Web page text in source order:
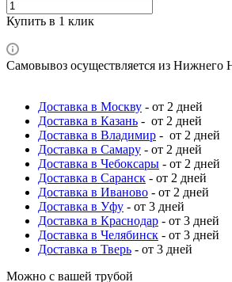
Купить в 1 клик
Самовывоз осуществляется из Нижнего
Доставка в Москву - от 2 дней
Доставка в Казань - от 2 дней
Доставка в Владимир - от 2 дней
Доставка в Самару - от 2 дней
Доставка в Чебоксары - от 2 дней
Доставка в Саранск - от 2 дней
Доставка в Иваново - от 2 дней
Доставка в Уфу - от 3 дней
Доставка в Краснодар - от 3 дней
Доставка в Челябинск - от 3 дней
Доставка в Тверь - от 3 дней
Можно с вашей трубой